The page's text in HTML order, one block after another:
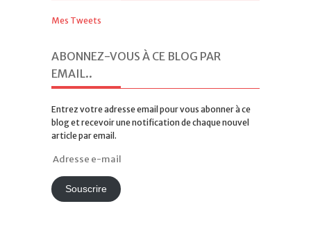
Mes Tweets
ABONNEZ-VOUS À CE BLOG PAR
EMAIL..
Entrez votre adresse email pour vous abonner à ce
blog et recevoir une notification de chaque nouvel
article par email.
Adresse
mailSouscrire